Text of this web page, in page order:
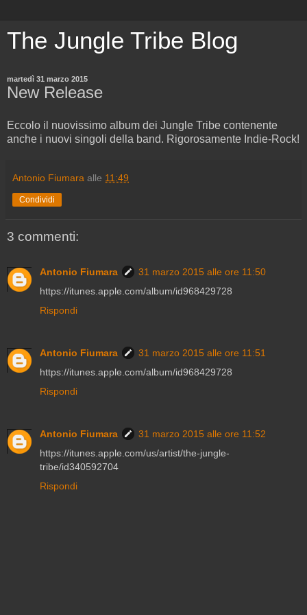
The Jungle Tribe Blog
martedì 31 marzo 2015
New Release
Eccolo il nuovissimo album dei Jungle Tribe contenente
anche i nuovi singoli della band. Rigorosamente Indie-Rock!
Antonio Fiumara alle 11:49
Condividi
3 commenti:
Antonio Fiumara
31 marzo 2015 alle ore 11:50
https://itunes.apple.com/album/id968429728
Rispondi
Antonio Fiumara
31 marzo 2015 alle ore 11:51
https://itunes.apple.com/album/id968429728
Rispondi
Antonio Fiumara
31 marzo 2015 alle ore 11:52
https://itunes.apple.com/us/artist/the-jungle-
tribe/id340592704
Rispondi